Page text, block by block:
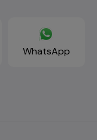
WhatsApp